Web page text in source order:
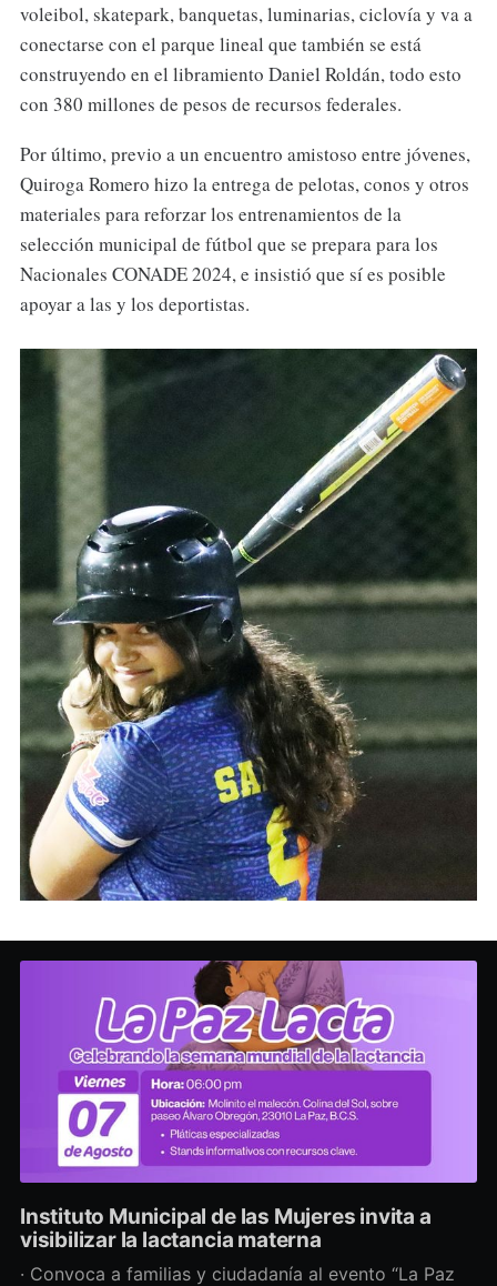
voleibol, skatepark, banquetas, luminarias, ciclovía y va a
conectarse con el parque lineal que también se está
construyendo en el libramiento Daniel Roldán, todo esto
con 380 millones de pesos de recursos federales.
Por último, previo a un encuentro amistoso entre jóvenes,
Quiroga Romero hizo la entrega de pelotas, conos y otros
materiales para reforzar los entrenamientos de la
selección municipal de fútbol que se prepara para los
Nacionales CONADE 2024, e insistió que sí es posible
apoyar a las y los deportistas.
Instituto Municipal de las Mujeres invita a
visibilizar la lactancia materna
· Convoca a familias y ciudadanía al evento “La Paz